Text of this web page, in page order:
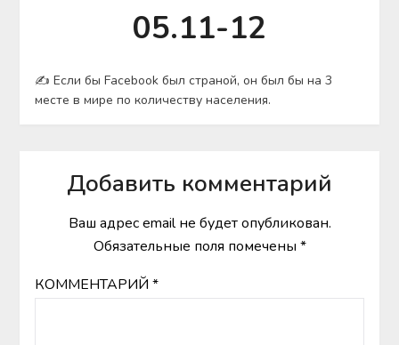
05.11-12
✍ Если бы Facebook был страной, он был бы на 3
месте в мире по количеству населения.
Добавить комментарий
Ваш адрес email не будет опубликован.
Обязательные поля помечены *
КОММЕНТАРИЙ *